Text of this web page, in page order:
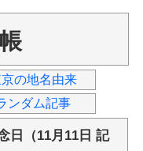
の地名由来
ンダム記事
日（11月11日 記